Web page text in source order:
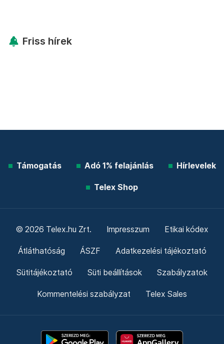
Friss hírek
Támogatás Adó 1% felajánlás Hírlevelek
Telex Shop
© 2026 Telex.hu Zrt. Impresszum Etikai kódex
Átláthatóság ÁSZF Adatkezelési tájékoztató
Sütitájékoztató Süti beállítások Szabályzatok
Kommentelési szabályzat Telex Sales